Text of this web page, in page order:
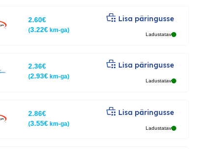
2.60€
(3.22€km-ga)
Lisa päringusse
Ladustatav
2.36€
(2.93€km-ga)
Lisa päringusse
Ladustatav
2.86€
(3.55€km-ga)
Lisa päringusse
Ladustatav